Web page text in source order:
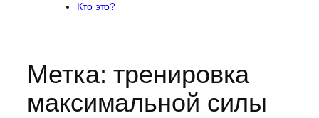
Кто это?
Метка:тренировка
максимальной силы